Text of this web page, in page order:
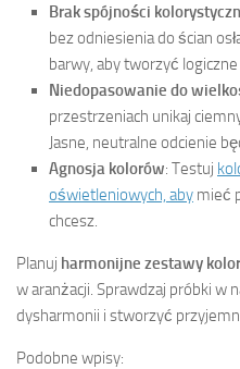
Brak spójności
bez odniesienia do ścian
barwy, aby tworzyć logiczne
Niedopasowanie do
przestrzeniach unikaj
Jasne, neutralne odcienie
Agnosja kolorów: Testuj
oświetleniowych, aby mieć
chcesz.
Planuj harmonijne zestawy
w aranżacji. Sprawdzaj próbki w
dysharmonii i stworzyć
Podobne wpisy: